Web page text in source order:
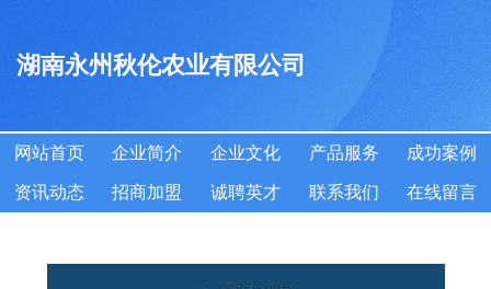
湖南永州秋伦农业有限公司
网站首页 企业简介 企业文化 产品服务 成功案例
资讯动态 招商加盟 诚聘英才 联系我们 在线留言